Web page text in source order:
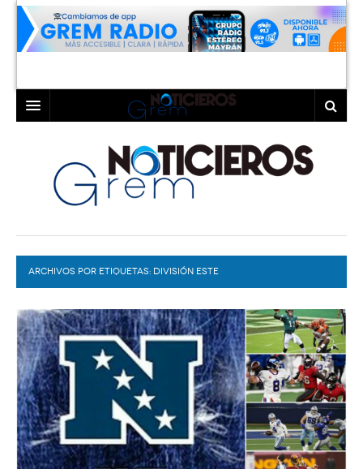
LAGUNA
TORREÓN
GÓMEZ PALACIO
LERDO
COAHUILA
DURANGO
DEPORTES
EXA
EL EXACTO
EXA INFORMA
GLOBO
CONTEXTOS
TRAYECTO LAGUNA
DIÁLOGOS CON LA HISTORIA
TWEETS AND BEATS
COLABORADORES
PC29
ACTUALIDADES GREM
ARCHIVOS POR ETIQUETAS: DIVISIÓN ESTE